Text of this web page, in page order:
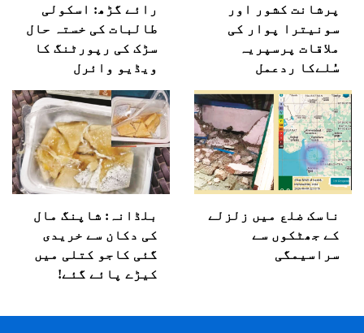
پرشانت کشور اور
سونیترا پوار کی
ملاقات پرسپریہ
سُلےکا ردعمل
رائے گڑھ: اسکولی
طالبات کی خستہ حال
سڑک کی رپورٹنگ کا
ویڈیو وائرل
ناسک ضلع میں زلزلے
کے جھٹکوں سے
سراسیمگی
بلڈانہ: شاپنگ مال
کی دکان سے خریدی
گئی کاجو کتلی میں
کیڑے پائے گئے!